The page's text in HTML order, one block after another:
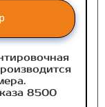
8500